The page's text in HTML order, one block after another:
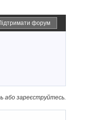
форум
або зареєструйтесь.